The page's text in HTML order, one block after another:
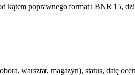
kątem poprawnego formatu BNR 15,
warsztat, magazyn), status, datę